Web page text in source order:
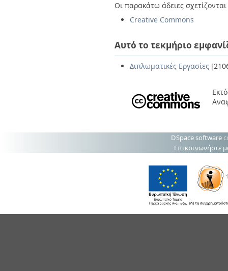
Οι παρακάτω άδειες
Creative Commons
Αυτό το τεκμήριο
Διπλωματικές Εργασίες
DSpace software
Επικοινωνήστε